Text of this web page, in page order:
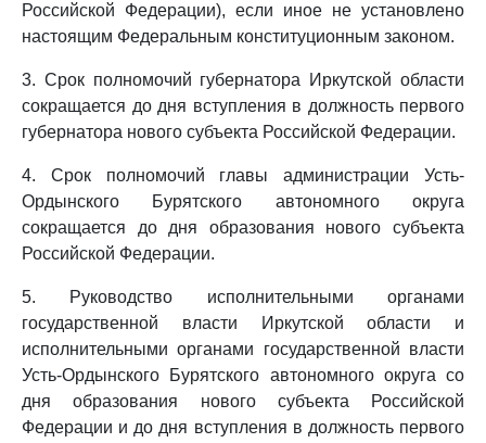
Российской Федерации), если иное не установлено
настоящим Федеральным конституционным законом.
3. Срок полномочий губернатора Иркутской области
сокращается до дня вступления в должность первого
губернатора нового субъекта Российской Федерации.
4. Срок полномочий главы администрации Усть-
Ордынского Бурятского автономного округа
сокращается до дня образования нового субъекта
Российской Федерации.
5. Руководство исполнительными органами
государственной власти Иркутской области и
исполнительными органами государственной власти
Усть-Ордынского Бурятского автономного округа со
дня образования нового субъекта Российской
Федерации и до дня вступления в должность первого